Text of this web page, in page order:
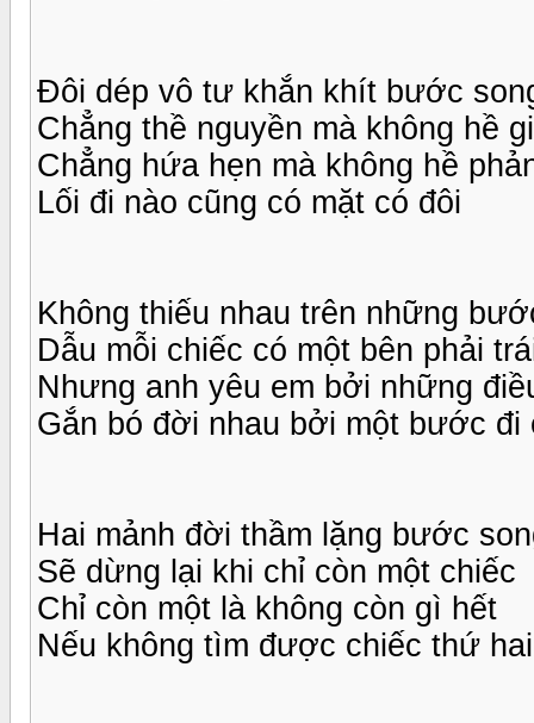
Đôi dép vô tư khắn khít bước
Chẳng thề nguyền mà không hề
Chẳng hứa hẹn mà không hề
Lối đi nào cũng có mặt có đôi
Không thiếu nhau trên những
Dẫu mỗi chiếc có một bên phải
Nhưng anh yêu em bởi những
Gắn bó đời nhau bởi một bước đi
Hai mảnh đời thầm lặng bước
Sẽ dừng lại khi chỉ còn một chiếc
Chỉ còn một là không còn gì hết
Nếu không tìm được chiếc thứ